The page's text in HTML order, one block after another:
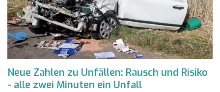
Neue Zahlen zu Unfällen: Rausch und Risiko
- alle zwei Minuten ein Unfall